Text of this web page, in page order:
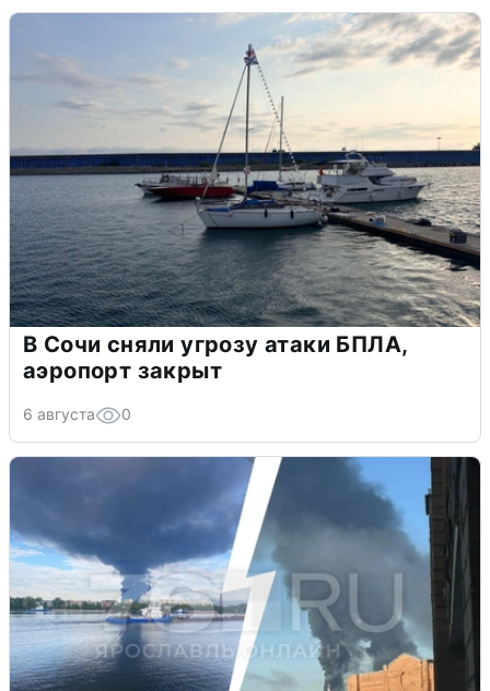
В Сочи сняли угрозу атаки БПЛА,
аэропорт закрыт
6 августа 0